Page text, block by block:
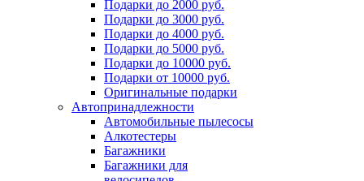
Подарки до 2000 руб.
Подарки до 3000 руб.
Подарки до 4000 руб.
Подарки до 5000 руб.
Подарки до 10000 руб.
Подарки от 10000 руб.
Оригинальные подарки
Автопринадлежности
Автомобильные пылесосы
Алкотестеры
Багажники
Багажники для